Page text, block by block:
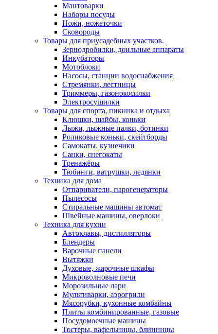
Мантоварки
Наборы посуды
Ножи, ножеточки
Сковороды
Товары для приусадебных участков.
Зернодробилки, доильные аппараты
Инкубаторы
Мотоблоки
Насосы, станции водоснабжения
Стремянки, лестницы
Триммеры, газонокосилки
Электросушилки
Товары для спорта, пикника и отдыха
Клюшки, шайбы, коньки
Лыжи, лыжные палки, ботинки
Роликовые коньки, скейтборды
Самокаты, кузнечики
Санки, снегокаты
Тренажёры
Тюбинги, ватрушки, ледянки
Техника для дома
Отпариватели, парогенераторы
Пылесосы
Стиральные машины автомат
Швейные машины, оверлоки
Техника для кухни
Автоклавы, дистилляторы
Блендеры
Варочные панели
Вытяжки
Духовые, жарочные шкафы
Микроволновые печи
Морозильные лари
Мультиварки, аэрогрили
Мясорубки, кухонные комбайны
Плиты комбинированные, газовые
Посудомоечные машины
Тостеры, вафельницы, блинницы